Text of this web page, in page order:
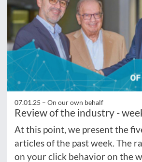
07.01.25 – On our own behalf
Review of the industry -
At this point, we present the
articles of the past week. The
on your click behavior on the